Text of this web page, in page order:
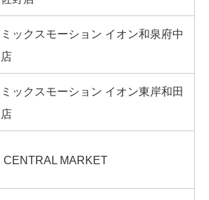
ミックスモーション イオン和泉府中
店
ミックスモーション イオン東岸和田
店
CENTRAL MARKET